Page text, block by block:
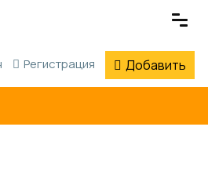
Регистрация Добавить